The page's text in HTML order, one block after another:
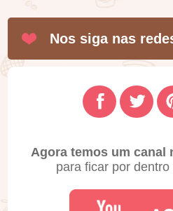
Nos siga nas
Agora temos um canal
para ficar por